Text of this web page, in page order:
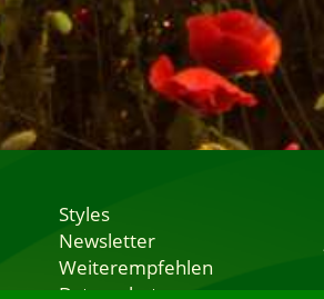
Styles
Newsletter
Weiterempfehlen
Datenschutz